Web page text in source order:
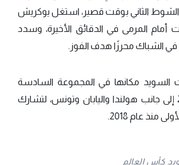
الشوط الثاني بوقت قصير، استغل يوكريش
أمام المرمى في الدقائق الأخيرة، وسدد
في الشباك محرزًا هدف الفوز.
السويد مكانها في المجموعة السادسة
لكأس العالم 2026 إلى جانب هولندا واليابان وتونس، لتشارك
منذ عام 2018.
كأس العالم